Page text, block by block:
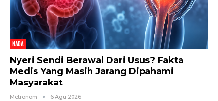
NADA
Nyeri Sendi Berawal Dari Usus? Fakta
Medis Yang Masih Jarang Dipahami
Masyarakat
Metronom 6 Agu 2026